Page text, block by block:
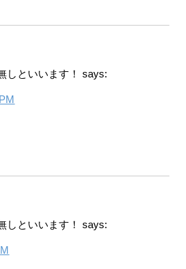
しといいます！
says:
しといいます！
says: